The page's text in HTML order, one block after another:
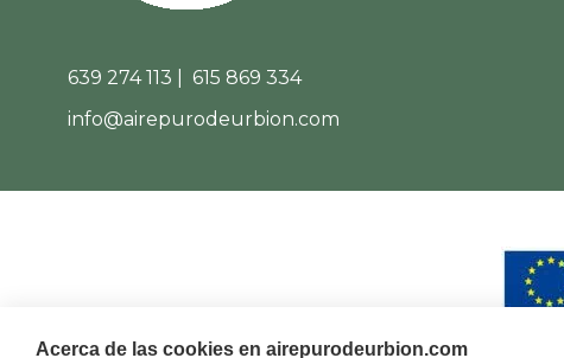
Acerca de las cookies en airepurodeurbion.com
639 274 113 | 615 869 334
info@airepurodeurbion.com